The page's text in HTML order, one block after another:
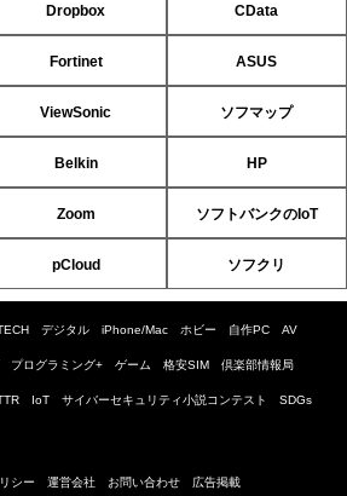
Dropbox CData
Fortinet ASUS
ViewSonic ソフマップ
Belkin HP
Zoom ソフトバンクのIoT
pCloud ソフクリ
デジタル iPhone/Mac ホビー 自作PC AV
プログラミング+ ゲーム 格安SIM 倶楽部情報局
IoT サイバーセキュリティ小説コンテスト SDGs
シー 運営会社 お問い合わせ 広告掲載